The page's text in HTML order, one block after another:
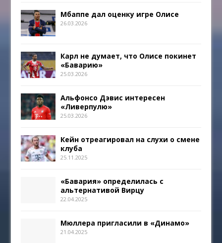
Мбаппе дал оценку игре Олисе
26.03.2026
Карл не думает, что Олисе покинет
«Баварию»
25.03.2026
Альфонсо Дэвис интересен
«Ливерпулю»
25.03.2026
Кейн отреагировал на слухи о смене
клуба
25.11.2025
«Бавария» определилась с
альтернативой Вирцу
22.04.2025
Мюллера пригласили в «Динамо»
21.04.2025